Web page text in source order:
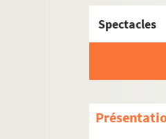
Spectacles